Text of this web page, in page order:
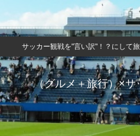
サッカー観戦を"言い訳"！？にして
（グルメ＋旅行）×サ